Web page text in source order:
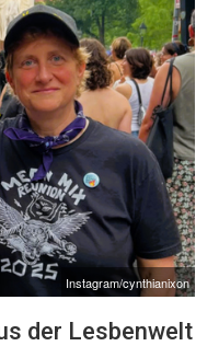
Instagram/cynthianixon
der Lesbenwelt